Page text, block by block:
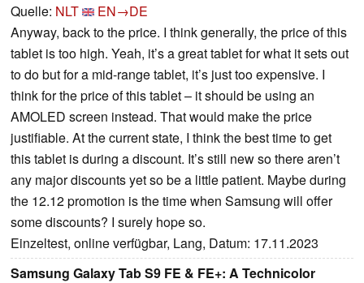
Quelle: NLT
EN→DE
Anyway, back to the price. I think generally, the price of this
tablet is too high. Yeah, it’s a great tablet for what it sets out
to do but for a mid-range tablet, it’s just too expensive. I
think for the price of this tablet – it should be using an
AMOLED screen instead. That would make the price
justifiable. At the current state, I think the best time to get
this tablet is during a discount. It’s still new so there aren’t
any major discounts yet so be a little patient. Maybe during
the 12.12 promotion is the time when Samsung will offer
some discounts? I surely hope so.
Einzeltest, online verfügbar, Lang, Datum: 17.11.2023
Samsung Galaxy Tab S9 FE & FE+: A Technicolor